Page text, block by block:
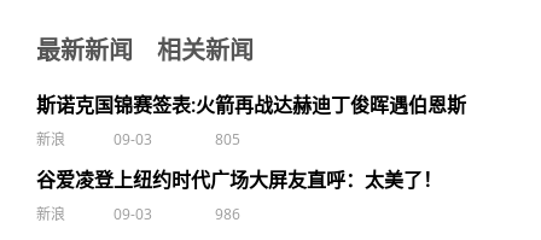
最新新闻 相关新闻
斯诺克国锦赛签表:火箭再战达赫迪丁俊晖遇伯恩斯
新浪 09-03 805
谷爱凌登上纽约时代广场大屏友直呼：太美了！
新浪 09-03 986